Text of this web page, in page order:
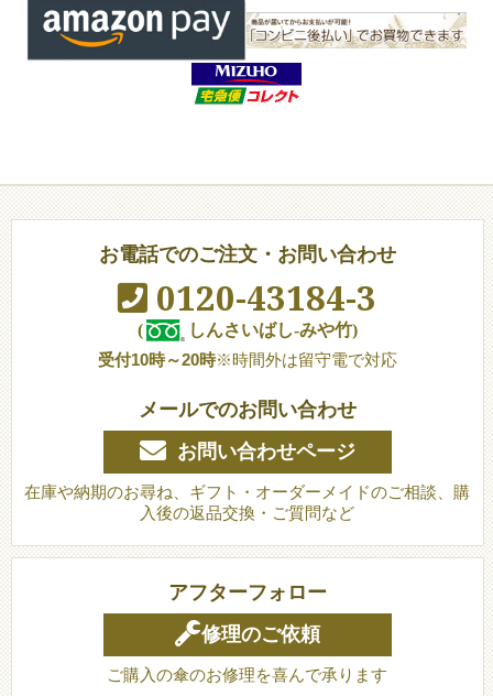
お電話でのご注文・お問い合わせ
0120-43184-3
(
しんさいばし-みや竹)
受付10時～20時※時間外は留守電で対応
メールでのお問い合わせ
お問い合わせページ
在庫や納期のお尋ね、ギフト・オーダーメイドのご相談、購
入後の返品交換・ご質問など
アフターフォロー
修理のご依頼
ご購入の傘のお修理を喜んで承ります